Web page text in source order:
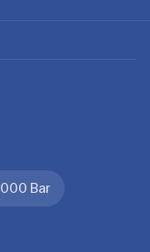
Bar